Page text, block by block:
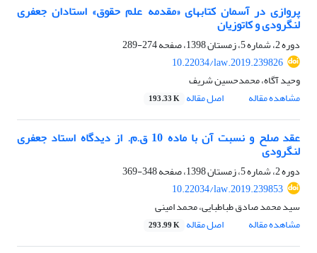
پروازی در آسمان کتابهای «مقدمه علم حقوق» استادان جعفری
لنگرودی و کاتوزیان
دوره 2، شماره 5، زمستان 1398، صفحه
274-289
10.22034/law.2019.239826
وحید آگاه، محمدحسین شریف
مشاهده مقاله
اصل مقاله 193.33 K
عقد صلح و نسبت آن با ماده 10 ق.م. از دیدگاه استاد جعفری
لنگرودی
دوره 2، شماره 5، زمستان 1398، صفحه
348-369
10.22034/law.2019.239853
سید محمد صادق طباطبایی، محمد امینی
مشاهده مقاله
اصل مقاله 293.99 K